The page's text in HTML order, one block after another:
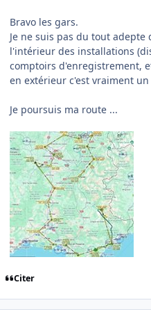
Bravo les gars.
Je ne suis pas du tout
l'intérieur des installations
comptoirs d'enregistrement,
en extérieur c'est vraiment
Je poursuis ma route ...
Citer